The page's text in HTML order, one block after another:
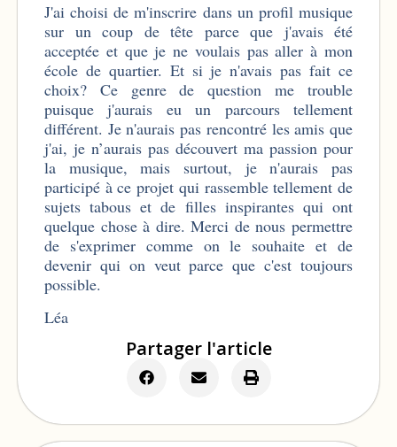
J'ai choisi de m'inscrire dans un profil musique
sur un coup de tête parce que j'avais été
acceptée et que je ne voulais pas aller à mon
école de quartier. Et si je n'avais pas fait ce
choix? Ce genre de question me trouble
puisque j'aurais eu un parcours tellement
différent. Je n'aurais pas rencontré les amis que
j'ai, je n’aurais pas découvert ma passion pour
la musique, mais surtout, je n'aurais pas
participé à ce projet qui rassemble tellement de
sujets tabous et de filles inspirantes qui ont
quelque chose à dire. Merci de nous permettre
de s'exprimer comme on le souhaite et de
devenir qui on veut parce que c'est toujours
possible.
Léa
Partager l'article